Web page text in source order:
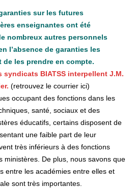
sur les futures
enseignantes ont été
nombreux autres personnels
l’absence de garanties les
les prendre en compte.
syndicats BIATSS interpellent J.M.
(retrouvez le courrier ici)
occupant des fonctions dans les
santé, sociaux et des
éducatifs, certains disposent de
une faible part de leur
très inférieurs à des fonctions
ministères . De plus, nous savons que
entre les académies entre elles et
sont très importantes.